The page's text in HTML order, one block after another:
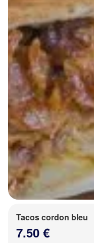
Tacos cordon bleu
7.50 €